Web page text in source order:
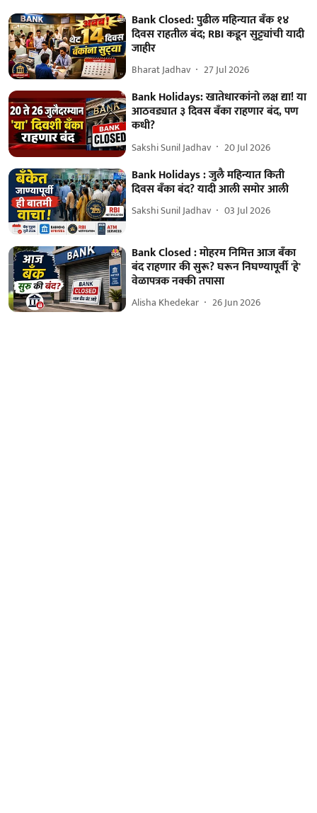
Bank Closed: पुढील महिन्यात बँक १४
दिवस राहतील बंद; RBI कडून सुट्ट्यांची यादी
जाहीर
Bharat Jadhav 27 Jul 2026
Bank Holidays: खातेधारकांनो लक्ष द्या! या
आठवड्यात ३ दिवस बँका राहणार बंद, पण
कधी?
Sakshi Sunil Jadhav 20 Jul 2026
Bank Holidays : जुलै महिन्यात किती
दिवस बँका बंद? यादी आली समोर आली
Sakshi Sunil Jadhav 03 Jul 2026
Bank Closed : मोहरम निमित्त आज बँका
बंद राहणार की सुरू? घरून निघण्यापूर्वी 'हे'
वेळापत्रक नक्की तपासा
Alisha Khedekar 26 Jun 2026